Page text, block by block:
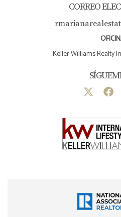
CORREO
Keller Williams Realty